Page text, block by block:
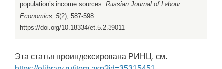
population’s income sources. Russian Journal of Labour
Economics, 5(2), 587-598.
https://doi.org/10.18334/et.5.2.39011
Эта статья проиндексирована РИНЦ, см.